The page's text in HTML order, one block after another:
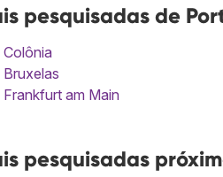
pesquisadas de
am Main
pesquisadas